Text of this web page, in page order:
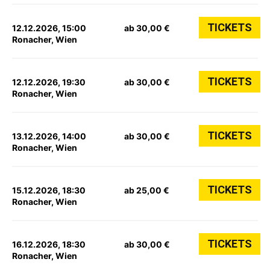
12.12.2026, 15:00
Ronacher, Wien
ab 30,00 € TICKETS
12.12.2026, 19:30
Ronacher, Wien
ab 30,00 € TICKETS
13.12.2026, 14:00
Ronacher, Wien
ab 30,00 € TICKETS
15.12.2026, 18:30
Ronacher, Wien
ab 25,00 € TICKETS
16.12.2026, 18:30
Ronacher, Wien
ab 30,00 € TICKETS